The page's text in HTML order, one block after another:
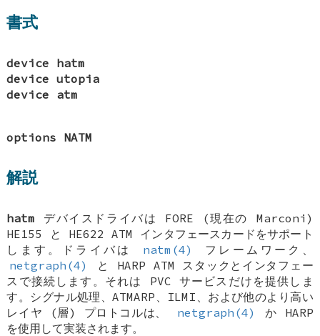
書式
device hatm
device utopia
device atm
options NATM
解説
hatm デバイスドライバは FORE (現在の Marconi)
HE155 と HE622 ATM インタフェースカードをサポート
します。ドライバは
natm(4)
フレームワーク、
netgraph(4)
と HARP ATM スタックとインタフェー
スで接続します。それは PVC サービスだけを提供しま
す。シグナル処理、ATMARP、ILMI、および他のより高い
レイヤ (層) プロトコルは、
netgraph(4)
か HARP
を使用して実装されます。